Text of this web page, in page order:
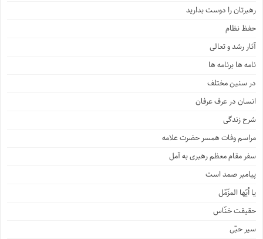
رهبرتان را دوست بدارید
حفظ نظام
آثار رشد و تعالی
نامه ها برنامه ها
در سنین مختلف
انسان در عرف عرفان
شرح زندگی
مراسم وفات همسر حضرت علامه
سفر مقام معظم رهبری به آمل
پیامبر صمد است
یا أیّها المزّمّل
حقیقت خنّاس
سیر حبّی